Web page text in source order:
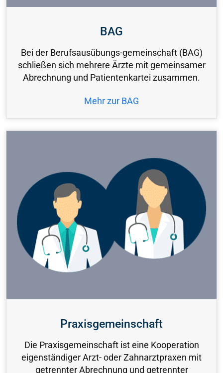
BAG
Bei der Berufsausübungs-gemeinschaft (BAG)
schließen sich mehrere Ärzte mit gemeinsamer
Abrechnung und Patientenkartei zusammen.
Mehr zur BAG
Praxisgemeinschaft
Die Praxisgemeinschaft ist eine Kooperation
eigenständiger Arzt- oder Zahnarztpraxen mit
getrennter Abrechnung und getrennter